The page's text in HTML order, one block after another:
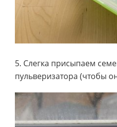
5. Слегка присыпаем
пульверизатора (чтобы